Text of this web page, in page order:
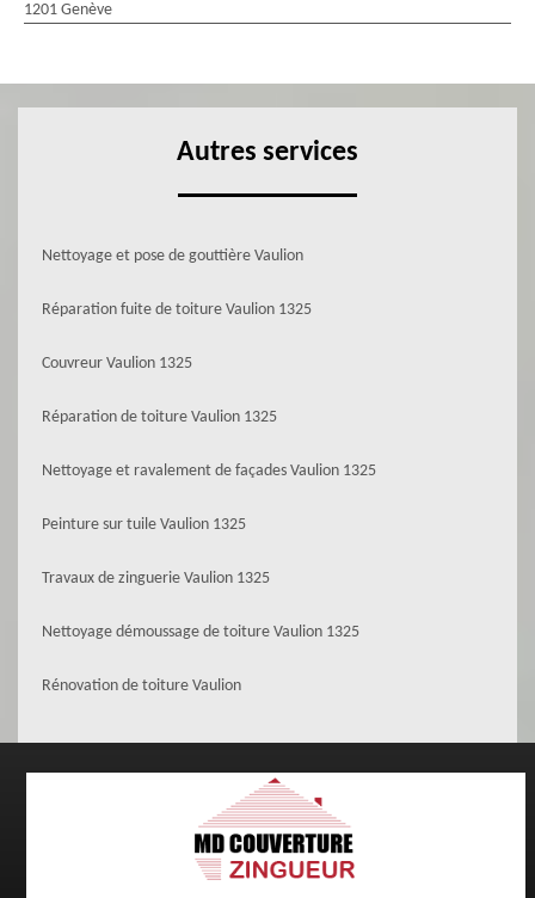
1201 Genève
Autres services
Nettoyage et pose de gouttière Vaulion
Réparation fuite de toiture Vaulion 1325
Couvreur Vaulion 1325
Réparation de toiture Vaulion 1325
Nettoyage et ravalement de façades Vaulion 1325
Peinture sur tuile Vaulion 1325
Travaux de zinguerie Vaulion 1325
Nettoyage démoussage de toiture Vaulion 1325
Rénovation de toiture Vaulion